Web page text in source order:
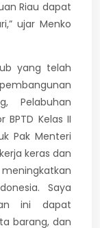
Riau dapat
ujar Menko
yang telah
Pelabuhan
Kelas II
Pak Menteri
keras dan
Saya
ini dapat
barang, dan